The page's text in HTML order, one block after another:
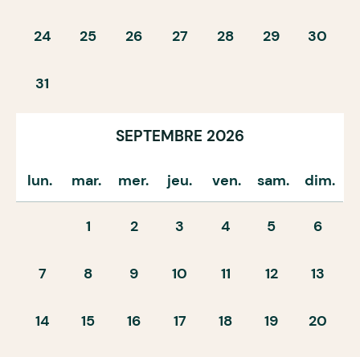
24 25 26 27 28 29 30
31
SEPTEMBRE 2026
lun. mar. mer. jeu. ven. sam. dim.
1 2 3 4 5 6
7 8 9 10 11 12 13
14 15 16 17 18 19 20